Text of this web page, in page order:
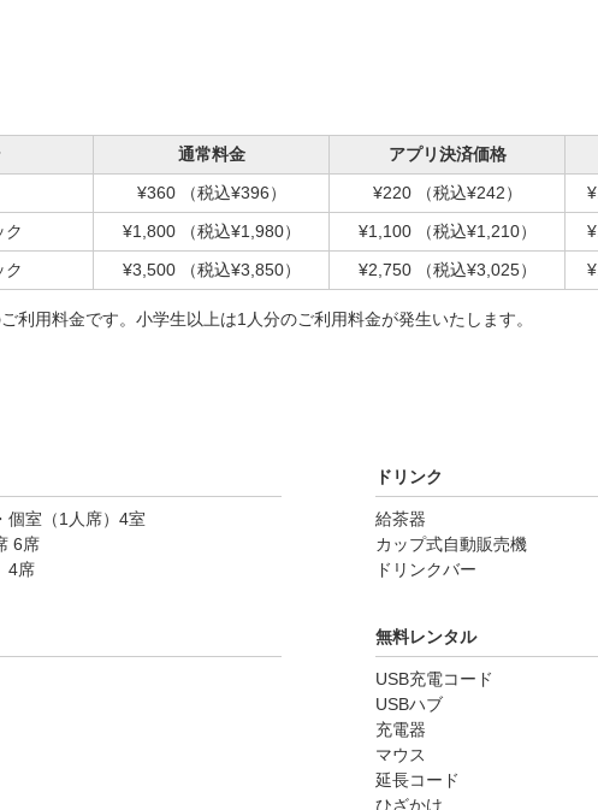
通常料金 アプリ決済価格
¥360 （税込¥396） ¥220 （税込¥242）
ク
¥1,800 （税込¥1,980） ¥1,100 （税込¥1,210）
ク
¥3,500 （税込¥3,850） ¥2,750 （税込¥3,025）
利用料金です。小学生以上は1人分のご利用料金が発生いたします。
個室（1人席）4室
6席
4席
ドリンク
給茶器
カップ式自動販売機
ドリンクバー
無料レンタル
USB充電コード
USBハブ
充電器
マウス
延長コード
ひざかけ